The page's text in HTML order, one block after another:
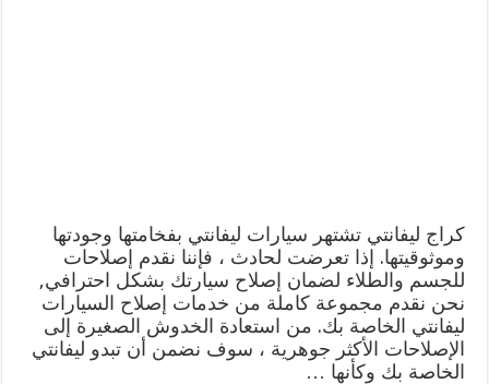
كراج ليفانتي تشتهر سيارات ليفانتي بفخامتها وجودتها
وموثوقيتها. إذا تعرضت لحادث ، فإننا نقدم إصلاحات
للجسم والطلاء لضمان إصلاح سيارتك بشكل احترافي,
نحن نقدم مجموعة كاملة من خدمات إصلاح السيارات
ليفانتي الخاصة بك. من استعادة الخدوش الصغيرة إلى
الإصلاحات الأكثر جوهرية ، سوف نضمن أن تبدو ليفانتي
الخاصة بك وكأنها …